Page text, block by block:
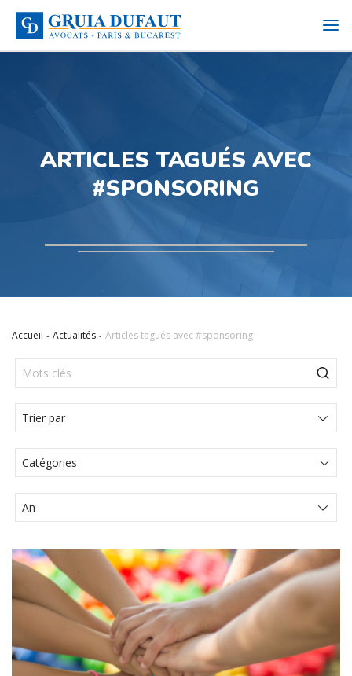
ARTICLES TAGUÉS AVEC
#SPONSORING
Accueil Actualités Articles tagués avec #sponsoring
Catégories
Actualités Juridiques
Articles
Articole
Communiqué de presse
Comunicat de presă
Évènements
Media